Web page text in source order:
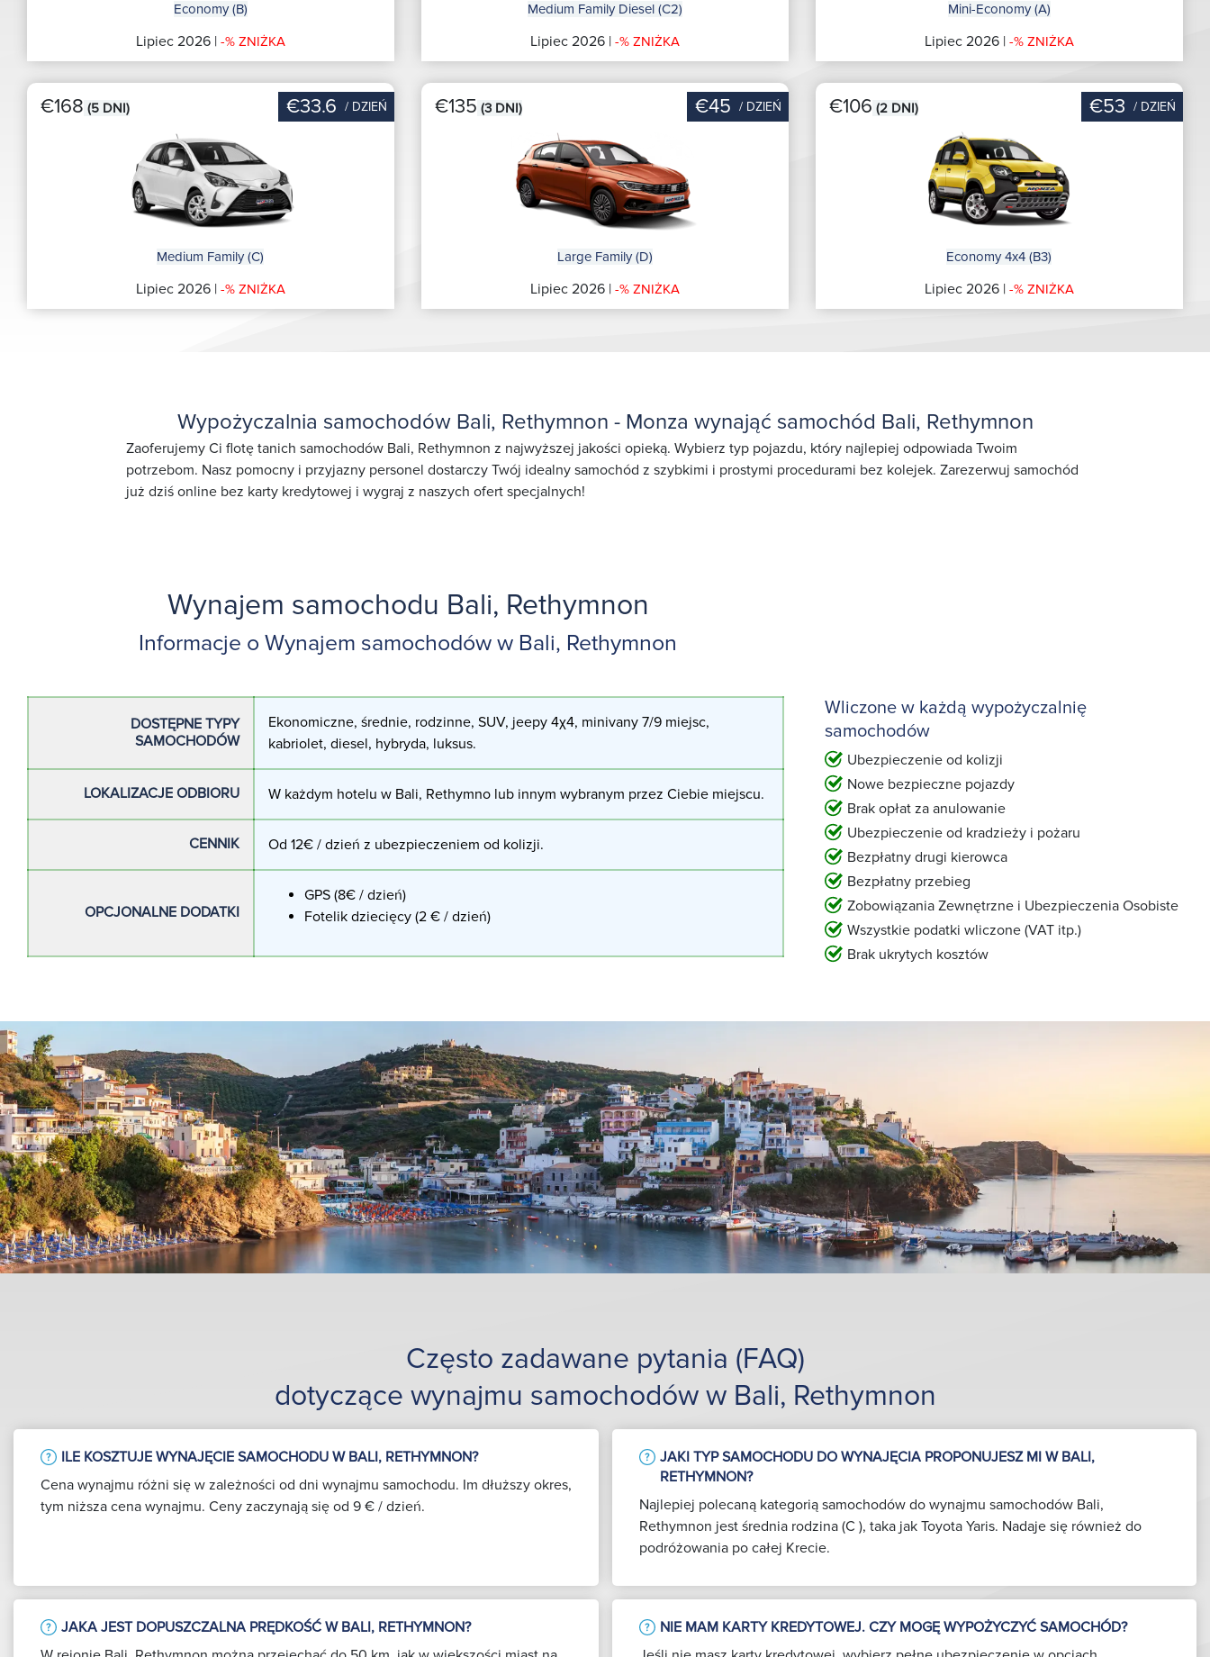
Economy (B)
Lipiec 2026 | -% ZNIŻKA
Medium Family Diesel (C2)
Lipiec 2026 | -% ZNIŻKA
Mini-Economy (A)
Lipiec 2026 | -% ZNIŻKA
€168 (5 DNI) €33.6 / DZIEŃ
Medium Family (C)
Lipiec 2026 | -% ZNIŻKA
€135 (3 DNI) €45 / DZIEŃ
Large Family (D)
Lipiec 2026 | -% ZNIŻKA
€106 (2 DNI) €53 / DZIEŃ
Economy 4x4 (B3)
Lipiec 2026 | -% ZNIŻKA
Wypożyczalnia samochodów Bali, Rethymnon - Monza wynająć samochód Bali, Rethymnon
Zaoferujemy Ci flotę tanich samochodów Bali, Rethymnon z najwyższej jakości opieką. Wybierz typ pojazdu, który najlepiej odpowiada Twoim
potrzebom. Nasz pomocny i przyjazny personel dostarczy Twój idealny samochód z szybkimi i prostymi procedurami bez kolejek. Zarezerwuj samochód
już dziś online bez karty kredytowej i wygraj z naszych ofert specjalnych!
Wynajem samochodu Bali, Rethymnon
Informacje o Wynajem samochodów w Bali, Rethymnon
DOSTĘPNE TYPY
SAMOCHODÓW
Ekonomiczne, średnie, rodzinne, SUV, jeepy 4χ4, minivany 7/9 miejsc,
kabriolet, diesel, hybryda, luksus.
LOKALIZACJE ODBIORU W każdym hotelu w Bali, Rethymno lub innym wybranym przez Ciebie miejscu.
CENNIK Od 12€ / dzień z ubezpieczeniem od kolizji.
OPCJONALNE DODATKI
GPS (8€ / dzień)
Fotelik dziecięcy (2 € / dzień)
Wliczone w każdą wypożyczalnię
samochodów
Ubezpieczenie od kolizji
Nowe bezpieczne pojazdy
Brak opłat za anulowanie
Ubezpieczenie od kradzieży i pożaru
Bezpłatny drugi kierowca
Bezpłatny przebieg
Zobowiązania Zewnętrzne i Ubezpieczenia Osobiste
Wszystkie podatki wliczone (VAT itp.)
Brak ukrytych kosztów
Często zadawane pytania (FAQ)
dotyczące wynajmu samochodów w Bali, Rethymnon
ILE KOSZTUJE WYNAJĘCIE SAMOCHODU W BALI, RETHYMNON?
Cena wynajmu różni się w zależności od dni wynajmu samochodu. Im dłuższy okres,
tym niższa cena wynajmu. Ceny zaczynają się od 9 € / dzień.
JAKI TYP SAMOCHODU DO WYNAJĘCIA PROPONUJESZ MI W BALI,
RETHYMNON?
Najlepiej polecaną kategorią samochodów do wynajmu samochodów Bali,
Rethymnon jest średnia rodzina (C ), taka jak Toyota Yaris. Nadaje się również do
podróżowania po całej Krecie.
JAKA JEST DOPUSZCZALNA PRĘDKOŚĆ W BALI, RETHYMNON?
NIE MAM KARTY KREDYTOWEJ. CZY MOGĘ WYPOŻYCZYĆ SAMOCHÓD?